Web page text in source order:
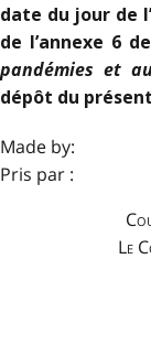
date du jour de
de l’annexe 6
pandémies et
dépôt du
Made by:
Pris par :
Le